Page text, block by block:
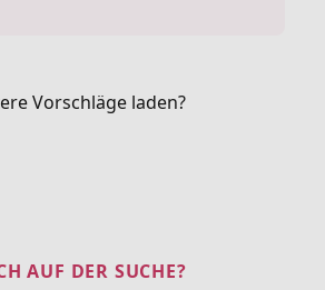
Vorschläge laden?
AUF DER SUCHE?